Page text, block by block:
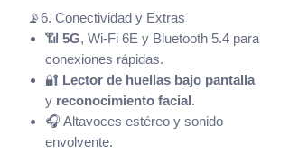
📡6. Conectividad y Extras
📶 5G, Wi-Fi 6E y Bluetooth 5.4 para
conexiones rápidas.
🔐 Lector de huellas bajo pantalla
y reconocimiento facial.
🎧 Altavoces estéreo y sonido
envolvente.